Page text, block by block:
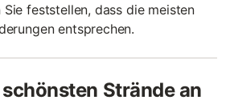
Sie feststellen, dass die meisten
entsprechen.
Strände an